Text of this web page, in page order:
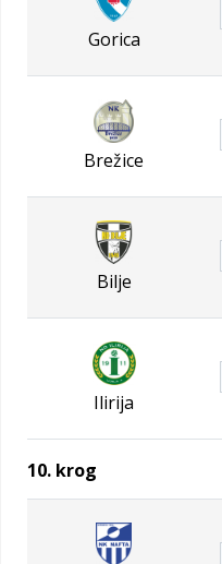
Gorica
Brežice
Bilje
Ilirija
10. krog